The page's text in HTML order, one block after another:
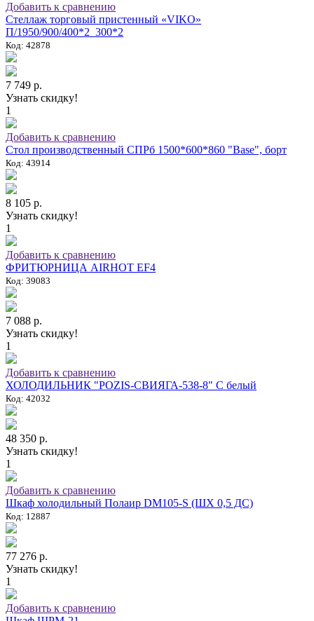
Добавить к сравнению
Стеллаж торговый пристенный «VIKO»
П/1950/900/400*2_300*2
Код: 42878
7 749 р.
Узнать скидку!
1
Добавить к сравнению
Стол производственный СПРб 1500*600*860 "Base", борт
Код: 43914
8 105 р.
Узнать скидку!
1
Добавить к сравнению
ФРИТЮРНИЦА AIRHOT EF4
Код: 39083
7 088 р.
Узнать скидку!
1
Добавить к сравнению
ХОЛОДИЛЬНИК "POZIS-СВИЯГА-538-8" C белый
Код: 42032
48 350 р.
Узнать скидку!
1
Добавить к сравнению
Шкаф холодильный Полаир DM105-S (ШХ 0,5 ДС)
Код: 12887
77 276 р.
Узнать скидку!
1
Добавить к сравнению